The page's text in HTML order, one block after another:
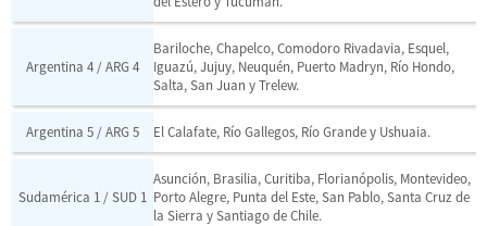
Argentina 4 / ARG 4
Bariloche, Chapelco, Comodoro Rivadavia, Esquel,
Iguazú, Jujuy, Neuquén, Puerto Madryn, Río Hondo,
Salta, San Juan y Trelew.
Argentina 5 / ARG 5 El Calafate, Río Gallegos, Río Grande y Ushuaia.
Sudamérica 1 / SUD 1
Asunción, Brasilia, Curitiba, Florianópolis, Montevideo,
Porto Alegre, Punta del Este, San Pablo, Santa Cruz de
la Sierra y Santiago de Chile.